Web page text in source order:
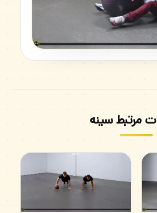
مرتبط سینه